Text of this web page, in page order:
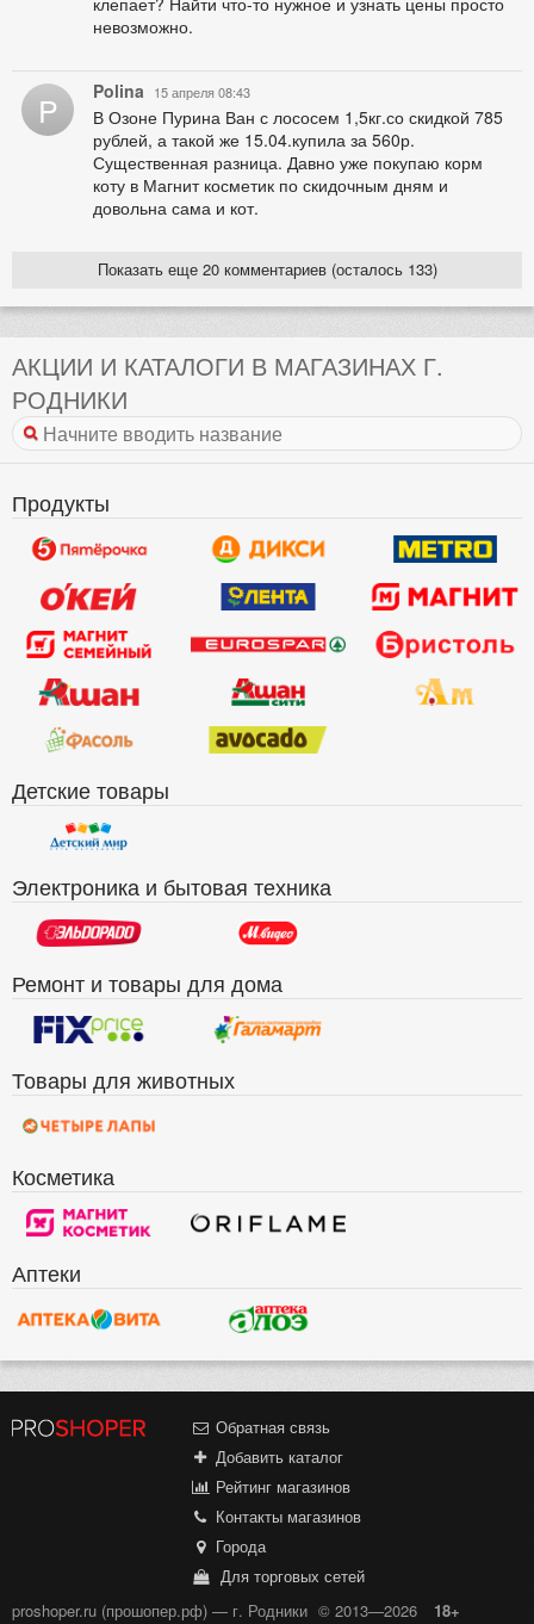
невозможно.
P Polina 15 апреля 08:43
В Озоне Пурина Ван с лососем 1,5кг.со скидкой 785
рублей, а такой же 15.04.купила за 560р.
Существенная разница. Давно уже покупаю корм
коту в Магнит косметик по скидочным дням и
довольна сама и кот.
Показать еще 20 комментариев (осталось 133)
АКЦИИ И КАТАЛОГИ В МАГАЗИНАХ Г.
РОДНИКИ
Продукты
Детские товары
Электроника и бытовая техника
Ремонт и товары для дома
Товары для животных
Косметика
Аптеки
Обратная связь
Добавить каталог
Рейтинг магазинов
Контакты магазинов
Города
Для торговых сетей
proshoper.ru (прошопер.рф) — г. Родники © 2013—2026 18+